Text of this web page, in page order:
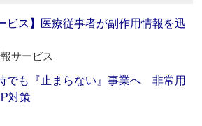
ビス】医療従事者が副作用情報を迅
サービス
でも『止まらない』事業へ 非常用
対策